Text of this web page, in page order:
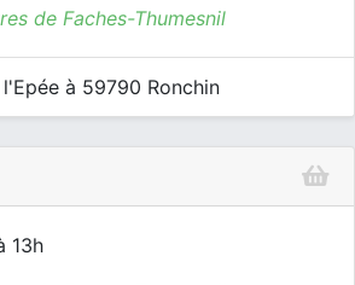
de Faches-Thumesnil
à 59790 Ronchin
13h